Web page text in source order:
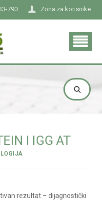
Zona za korisnike
790
I IGG AT
rezultat – dijagnostički